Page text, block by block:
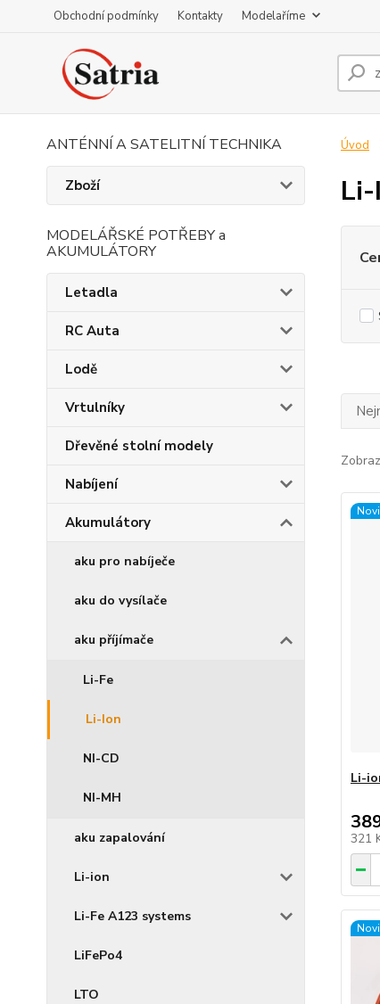
Obchodní podmínky Kontakty Modelaříme
ANTÉNNÍ A SATELITNÍ TECHNIKA
Zboží
MODELÁŘSKÉ POTŘEBY a
AKUMULÁTORY
Letadla
RC Auta
Lodě
Vrtulníky
Dřevěné stolní modely
Nabíjení
Akumulátory
aku pro nabíječe
aku do vysílače
aku příjímače
Li-Fe
Li-Ion
NI-CD
NI-MH
aku zapalování
Li-ion
Li-Fe A123 systems
LiFePo4
LTO
Úvod
Li-
321